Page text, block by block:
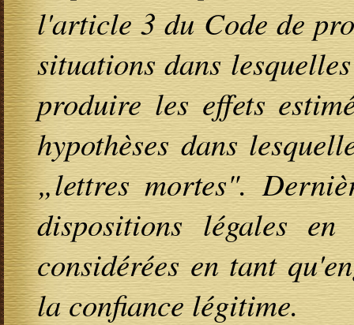
l'article 3 du Code de
situations dans
produire les effets
hypothèses dans
„lettres mortes".
dispositions légales
considérées en tant
la confiance légitime.